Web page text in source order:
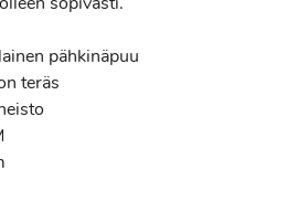
pähkinäpuu
teräs